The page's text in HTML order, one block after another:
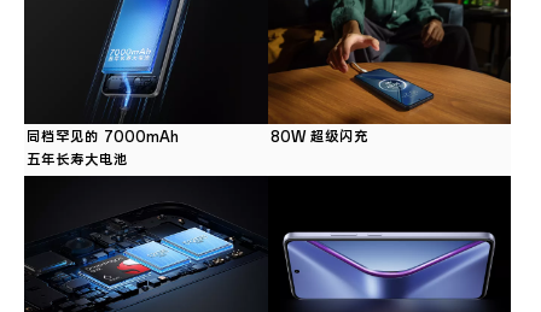
同档罕见的 7000mAh
五年长寿大电池
80W 超级闪充